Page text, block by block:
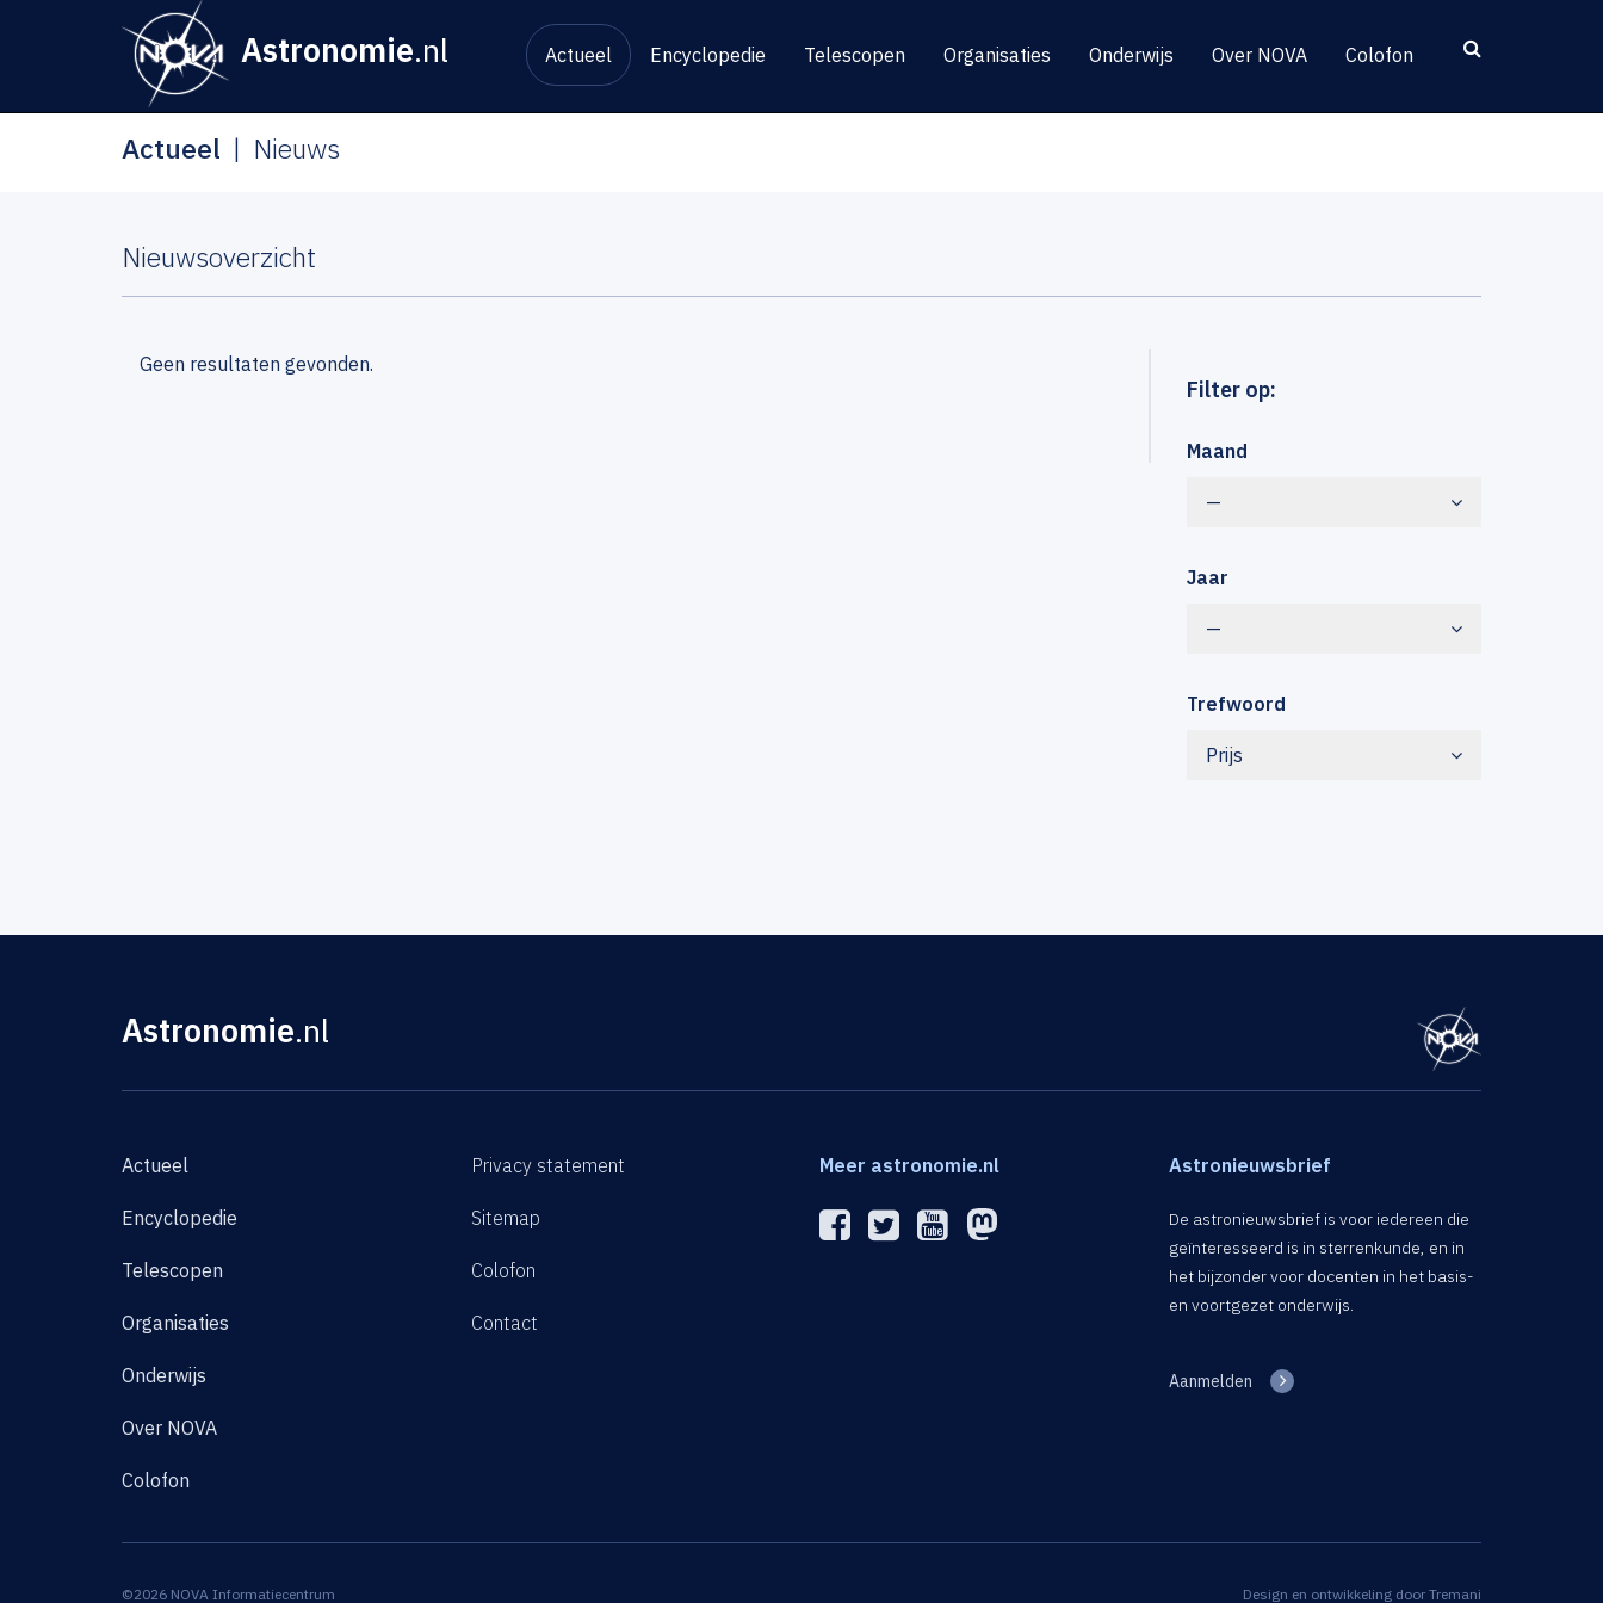
Astronomie.nl Actueel Encyclopedie Telescopen Organisaties Onderwijs Over NOVA Colofon
Actueel Nieuws
Nieuwsoverzicht
Filter op:
Maand
—
Jaar
—
Trefwoord
Prijs
Geen resultaten gevonden.
Astronomie.nl
Actueel
Encyclopedie
Telescopen
Organisaties
Onderwijs
Over NOVA
Colofon
Privacy statement
Sitemap
Colofon
Contact
Meer astronomie.nl Astronieuwsbrief
De astronieuwsbrief is voor iedereen die
geïnteresseerd is in sterrenkunde, en in
het bijzonder voor docenten in het basis-
en voortgezet onderwijs.
Aanmelden
©2026 NOVA Informatiecentrum Design en ontwikkeling door Tremani